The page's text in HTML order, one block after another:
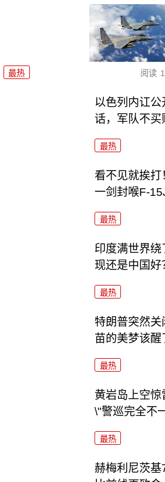
最热 阅读
以色列内讧
话，军队不买
最热
看不见就挨
一剑封喉F-
最热
印度满世界
现还是中国好
最热
特朗普突然
苗的美梦该醒
最热
黄岩岛上空
\"警巡完全不
最热
赫梅利尼茨基